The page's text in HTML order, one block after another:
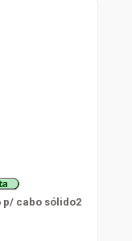
p/ cabo sólido2